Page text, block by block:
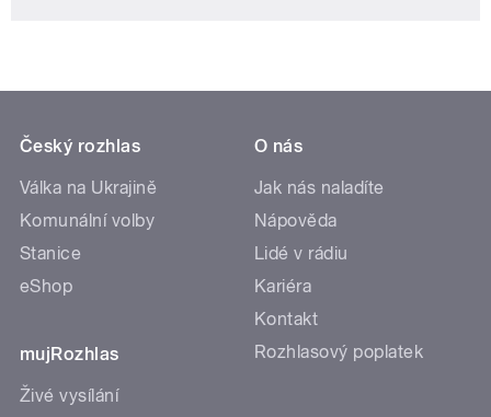
Český rozhlas
Válka na Ukrajině
Komunální volby
Stanice
eShop
mujRozhlas
Živé vysílání
O nás
Jak nás naladíte
Nápověda
Lidé v rádiu
Kariéra
Kontakt
Rozhlasový poplatek